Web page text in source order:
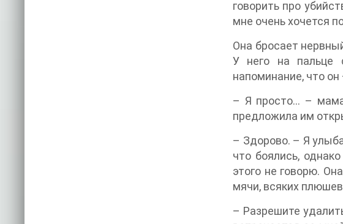
говорить про
мне очень хочется
Она бросает
У него на пальце
напоминание, что
– Я просто… – мама
предложила им
– Здорово. – Я
что боялись,
этого не говорю.
мячи, всяких
– Разрешите